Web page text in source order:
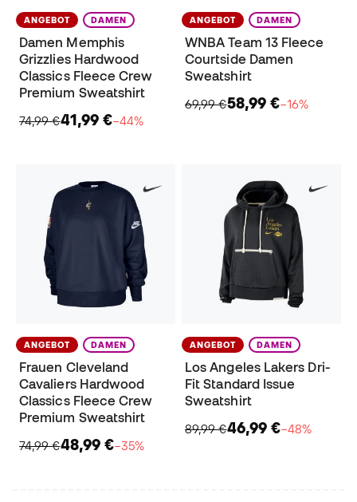
ANGEBOT DAMEN
Damen Memphis
Grizzlies Hardwood
Classics Fleece Crew
Premium Sweatshirt
74,99 €41,99 €−44%
ANGEBOT DAMEN
WNBA Team 13 Fleece
Courtside Damen
Sweatshirt
69,99 €58,99 €−16%
ANGEBOT DAMEN
Frauen Cleveland
Cavaliers Hardwood
Classics Fleece Crew
Premium Sweatshirt
74,99 €48,99 €−35%
ANGEBOT DAMEN
Los Angeles Lakers Dri-
Fit Standard Issue
Sweatshirt
89,99 €46,99 €−48%